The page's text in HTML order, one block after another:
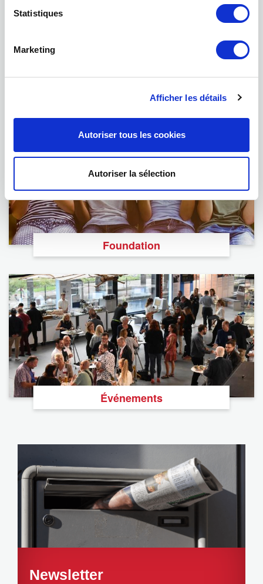
Statistiques
Marketing
Afficher les détails
Autoriser tous les cookies
Autoriser la sélection
Podcast
Foundation
Événements
Newsletter